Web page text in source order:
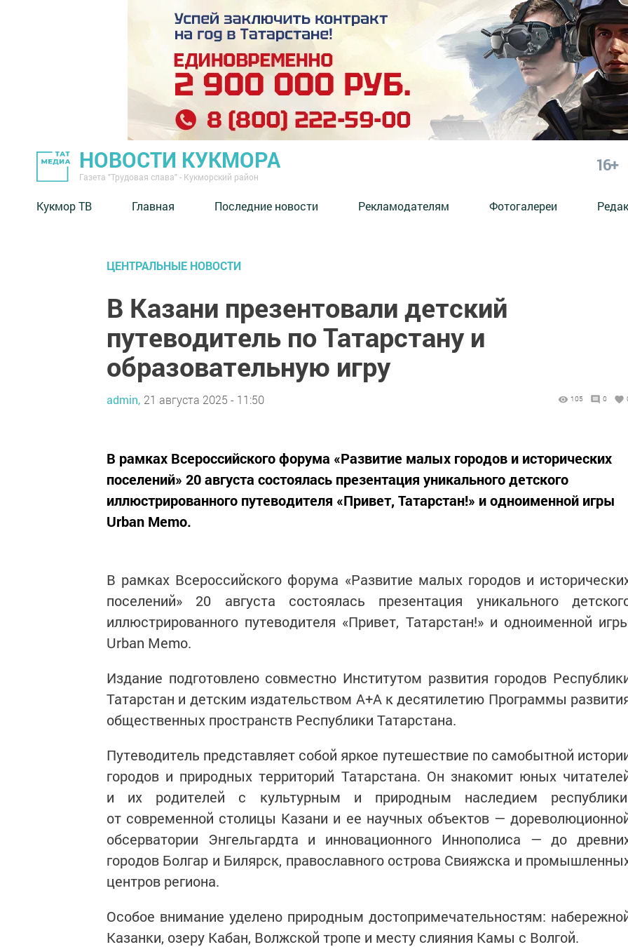
НОВОСТИ КУКМОРА
Газета "Трудовая слава" - Кукморский район
16+
Кукмор ТВ Главная Последние новости Рекламодателям Фотогалереи
ЦЕНТРАЛЬНЫЕ НОВОСТИ
В Казани презентовали детский
путеводитель по Татарстану и
образовательную игру
admin, 21 августа 2025 - 11:50 105 0
В рамках Всероссийского форума «Развитие малых городов и исторических
поселений» 20 августа состоялась презентация уникального детского
иллюстрированного путеводителя «Привет, Татарстан!» и одноименной игры
Urban Memo.
В рамках Всероссийского форума «Развитие малых городов и
поселений» 20 августа состоялась презентация уникального
иллюстрированного путеводителя «Привет, Татарстан!» и одноименной
Urban Memo.
Издание подготовлено совместно Институтом развития городов
Татарстан и детским издательством А+А к десятилетию Программы
общественных пространств Республики Татарстана.
Путеводитель представляет собой яркое путешествие по самобытной
городов и природных территорий Татарстана. Он знакомит юных
и их родителей с культурным и природным наследием
от современной столицы Казани и ее научных объектов —
обсерватории Энгельгардта и инновационного Иннополиса — до
городов Болгар и Билярск, православного острова Свияжска и
центров региона.
Особое внимание уделено природным достопримечательностям:
Казанки, озеру Кабан, Волжской тропе и месту слияния Камы с Волгой.